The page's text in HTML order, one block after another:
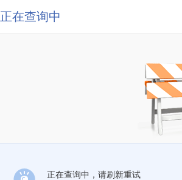
正在查询中
正在查询中，请刷新重试